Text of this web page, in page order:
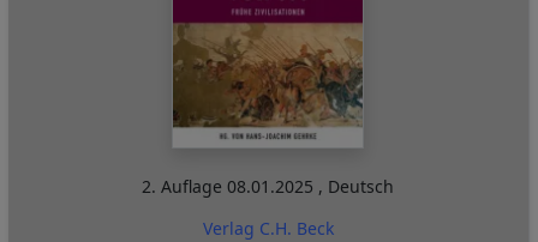
2. Auflage08.01.2025 , Deutsch
Verlag C.H. Beck